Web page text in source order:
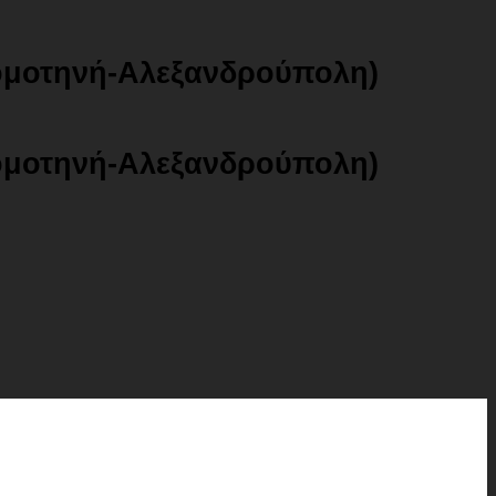
Αλεξανδρούπολη)
Αλεξανδρούπολη)